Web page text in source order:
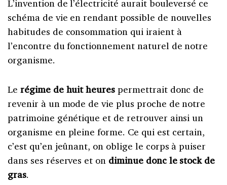
L’invention de l’électricité aurait bouleversé ce
schéma de vie en rendant possible de nouvelles
habitudes de consommation qui iraient à
l’encontre du fonctionnement naturel de notre
organisme.
Le régime de huit heures permettrait donc de
revenir à un mode de vie plus proche de notre
patrimoine génétique et de retrouver ainsi un
organisme en pleine forme. Ce qui est certain,
c’est qu’en jeûnant, on oblige le corps à puiser
dans ses réserves et on diminue donc le stock de
gras.